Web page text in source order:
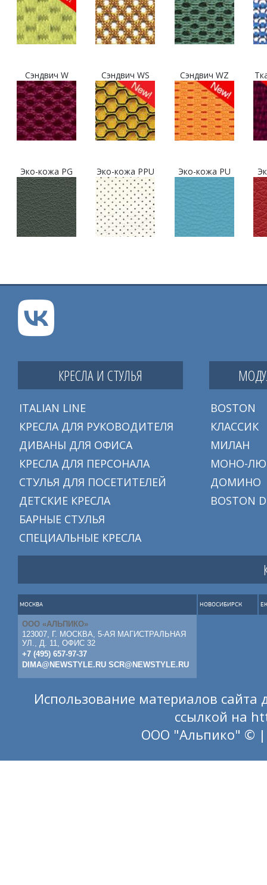
Сэндвич W Сэндвич WS Сэндвич WZ
Эко-кожа PG Эко-кожа PPU Эко-кожа PU
КРЕСЛА И СТУЛЬЯ
ITALIAN LINE
КРЕСЛА ДЛЯ РУКОВОДИТЕЛЯ
ДИВАНЫ ДЛЯ ОФИСА
КРЕСЛА ДЛЯ ПЕРСОНАЛА
СТУЛЬЯ ДЛЯ ПОСЕТИТЕЛЕЙ
ДЕТСКИЕ КРЕСЛА
БАРНЫЕ СТУЛЬЯ
СПЕЦИАЛЬНЫЕ КРЕСЛА
BOSTON
КЛАССИК
МИЛАН
МОНО-
ДОМИНО
BOSTON
МОСКВА
ООО «АЛЬПИКО»
123007, Г. МОСКВА, 5-АЯ МАГИСТРАЛЬНАЯ
УЛ., Д. 11, ОФИС 32
+7 (495) 657-97-37
DIMA@NEWSTYLE.RU SCR@NEWSTYLE.RU
НОВОСИБИРСК
Использование материалов сайта
ссылкой на
ООО "Альпико" © |